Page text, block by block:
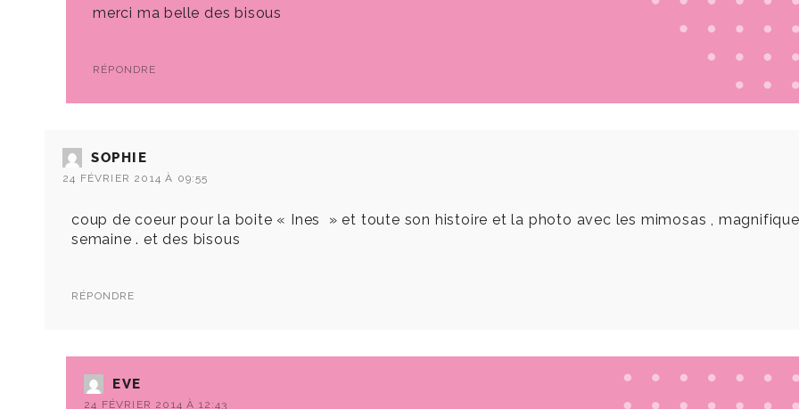
merci ma belle des bisous
RÉPONDRE
SOPHIE
24 FÉVRIER 2014 À 09:55
coup de coeur pour la boite « Ines » et toute son histoire et la photo avec les mimosas ,
semaine . et des bisous
RÉPONDRE
EVE
24 FÉVRIER 2014 À 12:43